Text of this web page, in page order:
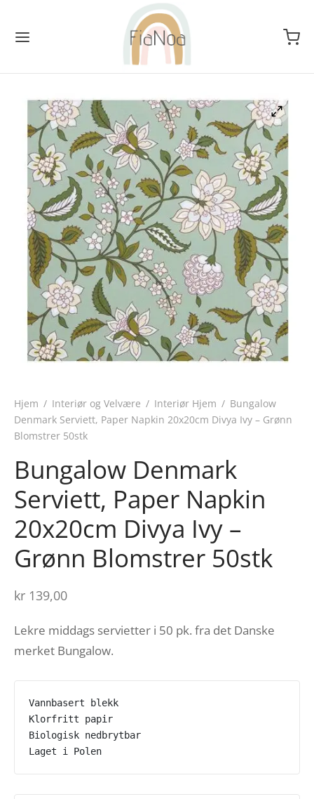
Hjem / Interiør og Velvære / Interiør Hjem / Bungalow
Denmark Serviett, Paper Napkin 20x20cm Divya Ivy – Grønn
Blomstrer 50stk
Bungalow Denmark
Serviett, Paper Napkin
20x20cm Divya Ivy –
Grønn Blomstrer 50stk
kr 139,00
Lekre middags servietter i 50 pk. fra det Danske
merket Bungalow.
Vannbasert blekk
Klorfritt papir
Biologisk nedbrytbar
Laget i Polen